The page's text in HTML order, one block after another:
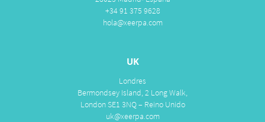
+34 91 375 9628
hola@xeerpa.com
UK
Londres
Bermondsey Island, 2 Long Walk,
London SE1 3NQ – Reino Unido
uk@xeerpa.com